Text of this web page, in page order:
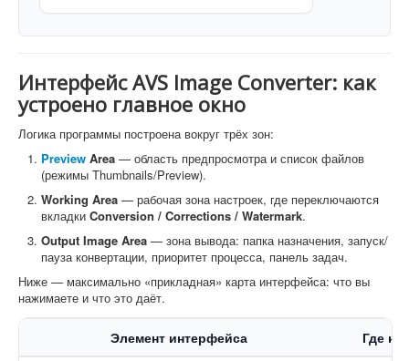
Интерфейс AVS Image Converter: как
устроено главное окно
Логика программы построена вокруг трёх зон:
Preview Area — область предпросмотра и список файлов
(режимы Thumbnails/Preview).
Working Area — рабочая зона настроек, где переключаются
вкладки Conversion / Corrections / Watermark.
Output Image Area — зона вывода: папка назначения, запуск/
пауза конвертации, приоритет процесса, панель задач.
Ниже — максимально «прикладная» карта интерфейса: что вы
нажимаете и что это даёт.
Элемент интерфейса Где